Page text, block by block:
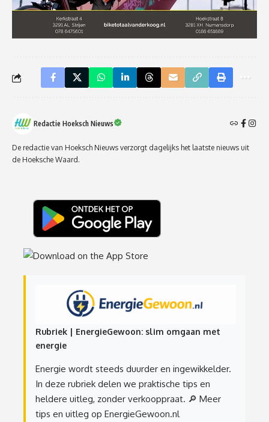
Redactie Hoeksch Nieuws
De redactie van Hoeksch Nieuws verzorgt dagelijks het laatste nieuws uit
de Hoeksche Waard.
Rubriek | EnergieGewoon: slim omgaan met
energie
Energie wordt steeds duurder en ingewikkelder.
In deze rubriek delen we praktische tips en
heldere uitleg, zonder verkooppraat. 🔎 Meer
tips en uitleg op EnergieGewoon.nl